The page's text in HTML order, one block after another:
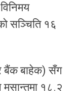
सञ्चिति १६
बैंक बाहेक) सँग
मसान्तमा १८.२